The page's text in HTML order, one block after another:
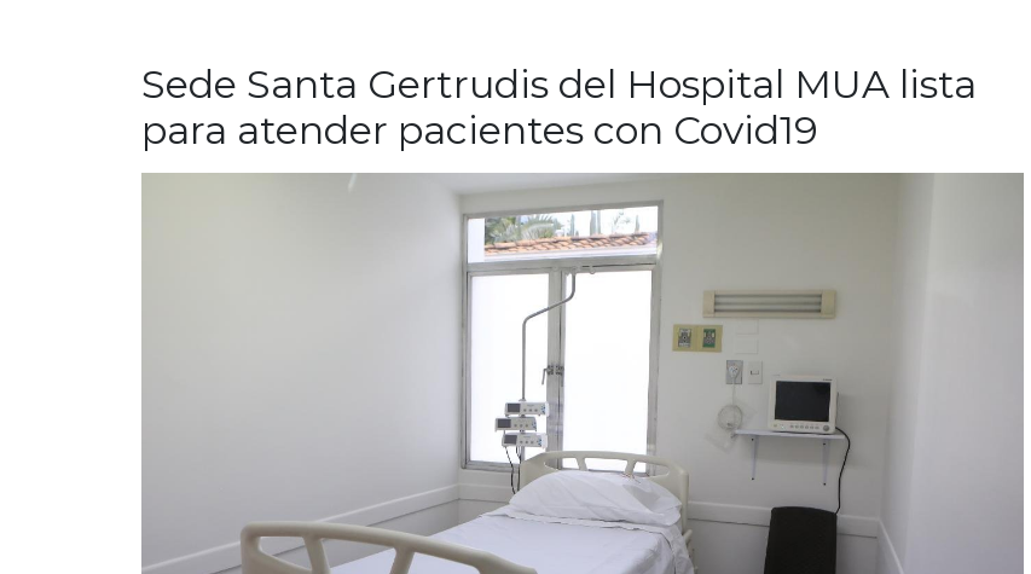
Sede Santa Gertrudis del Hospital MUA lista
para atender pacientes con Covid19